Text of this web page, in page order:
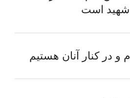
شهید است
و در کنار آنان هستیم